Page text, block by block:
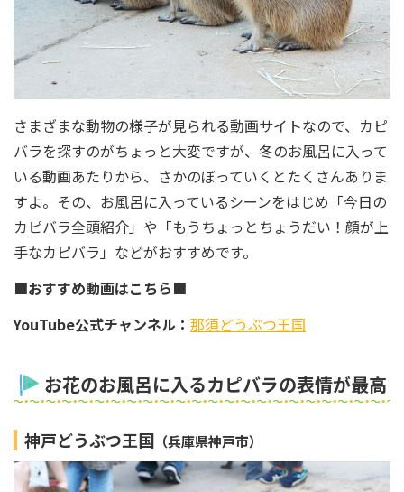
さまざまな動物の様子が見られる動画サイトなので、カピ
バラを探すのがちょっと大変ですが、冬のお風呂に入って
いる動画あたりから、さかのぼっていくとたくさんありま
すよ。その、お風呂に入っているシーンをはじめ「今日の
カピバラ全頭紹介」や「もうちょっとちょうだい！顔が上
手なカピバラ」などがおすすめです。
■おすすめ動画はこちら■
YouTube公式チャンネル： 那須どうぶつ王国
お花のお風呂に入るカピバラの表情が最高
神戸どうぶつ王国 （兵庫県神戸市）